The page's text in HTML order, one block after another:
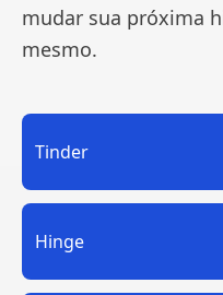
mudar sua próxima
mesmo.
Tinder
Hinge